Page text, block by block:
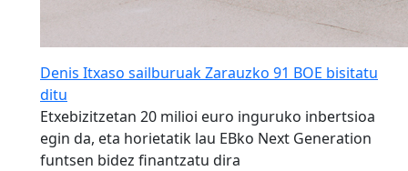
Denis Itxaso sailburuak Zarauzko 91 BOE bisitatu
ditu
Etxebizitzetan 20 milioi euro inguruko inbertsioa
egin da, eta horietatik lau EBko Next Generation
funtsen bidez finantzatu dira